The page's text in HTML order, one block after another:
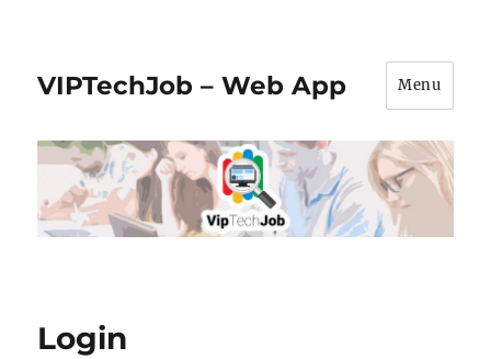
VIPTechJob – Web App Menu
Login